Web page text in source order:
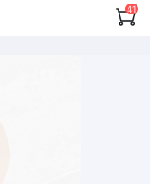
41